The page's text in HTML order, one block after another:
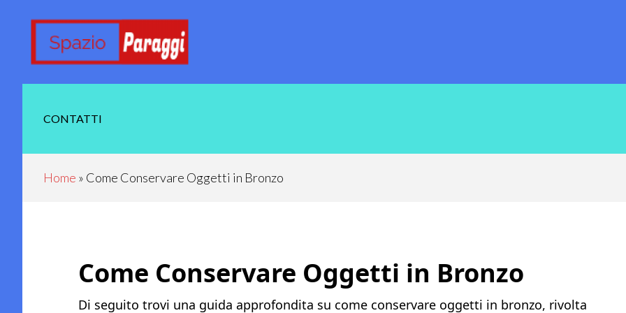
secondary
CONTATTI
Home » Come Conservare Oggetti in Bronzo
Come Conservare Oggetti in Bronzo
Di seguito trovi una guida approfondita su come conservare oggetti in bronzo, rivolta